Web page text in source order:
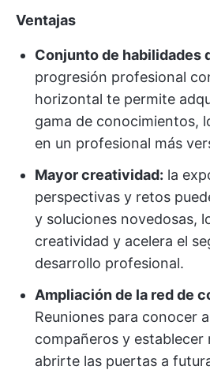
Ventajas
Conjunto de habilidades
progresión profesional
horizontal te permite
gama de conocimientos,
en un profesional más
Mayor creatividad: la
perspectivas y retos
y soluciones novedosas,
creatividad y acelera el
desarrollo profesional.
Ampliación de la red de
Reuniones para conocer
compañeros y establecer
abrirte las puertas a